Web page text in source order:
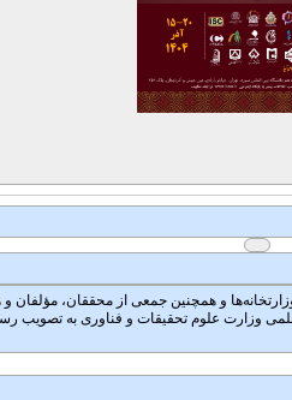
دانشگاه‌ها، مؤسسات آموزش‌عالی ذیربط، وزارتخانه‌ها و